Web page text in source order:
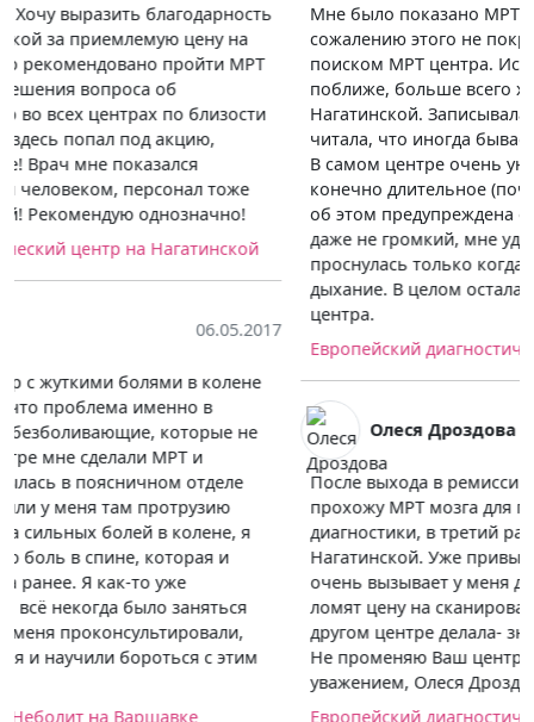
Мне было показано МРТ всего тела, полис ОМС к
сожалению этого не покрывал, поэтому озадачилась
поиском МРТ центра. Искала отзывы о центрах
поближе, больше всего хороших было о центре на
Нагатинской. Записывалась заранее, так как уже
читала, что иногда бывает очередь на обследование.
В самом центре очень уютно. Само обследование
конечно длительное (почти 1,5 часа), но была заранее
об этом предупреждена еще при записи. Звук совсем
даже не громкий, мне удалось даже вздремнуть,
проснулась только когда попросили задержать
дыхание. В целом осталась очень довольна выбором
Европейский диагностический центр на Нагатинской
Олеся Дроздова 10.04.2017
После выхода в ремиссию раз в несколько месяце
прохожу МРТ мозга для профилактической
диагностики, в третий раз делаю это в центре на
Нагатинской. Уже привыкла к здешнему доктору,
очень вызывает у меня доверие. Еще нравится, что не
ломят цену на сканирование с Гадовистом, до этого в
другом центре делала- значительно больше платила.
Не променяю Ваш центр ни на какой другой. С
Европейский диагностический центр на Нагатинской